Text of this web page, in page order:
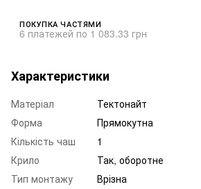
ПОКУПКА ЧАСТЯМИ
6 платежей по 1 083.33 грн
Характеристики
Матеріал
Тектонайт
Форма
Прямокутна
Кількість чаш
1
Крило
Так, оборотне
Тип монтажу
Врізна